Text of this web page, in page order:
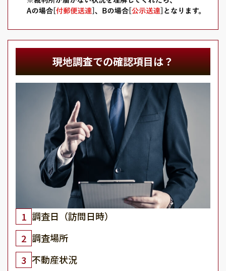
現地調査での確認項目は？
1 調査日（訪問日時）
2 調査場所
3 不動産状況